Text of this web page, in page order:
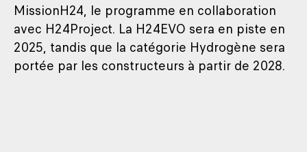
MissionH24, le programme en collaboration
avec H24Project. La H24EVO sera en piste en
2025, tandis que la catégorie Hydrogène sera
portée par les constructeurs à partir de 2028.